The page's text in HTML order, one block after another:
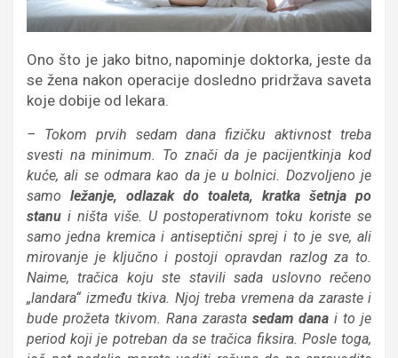
Ono što je jako bitno, napominje doktorka, jeste da
se žena nakon operacije dosledno pridržava saveta
koje dobije od lekara.
– Tokom prvih sedam dana fizičku aktivnost treba
svesti na minimum. To znači da je pacijentkinja kod
kuće, ali se odmara kao da je u bolnici. Dozvoljeno je
samo ležanje, odlazak do toaleta, kratka šetnja po
stanu i ništa više. U postoperativnom toku koriste se
samo jedna kremica i antiseptični sprej i to je sve, ali
mirovanje je ključno i postoji opravdan razlog za to.
Naime, tračica koju ste stavili sada uslovno rečeno
„landara“ između tkiva. Njoj treba vremena da zaraste i
bude prožeta tkivom. Rana zarasta sedam dana i to je
period koji je potreban da se tračica fiksira. Posle toga,